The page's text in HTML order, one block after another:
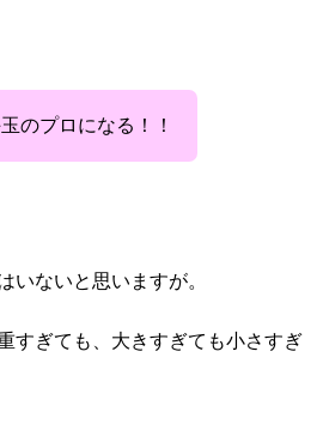
のプロになる！！
いないと思いますが。
すぎても、大きすぎても小さすぎ